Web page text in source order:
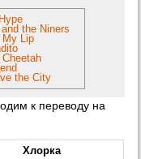
and the Niners
My Lip
Cheetah
the City
к переводу на
Хлорка